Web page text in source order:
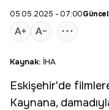
05.05.2025 - 07:00
Kaynak: İHA
Eskişehir'de
Kaynana,